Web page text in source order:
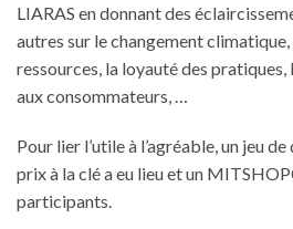
LIARAS en donnant des
autres sur le changement
ressources, la loyauté des
aux consommateurs, …
Pour lier l’utile à l’agréable, un jeu
prix à la clé a eu lieu et un
participants.